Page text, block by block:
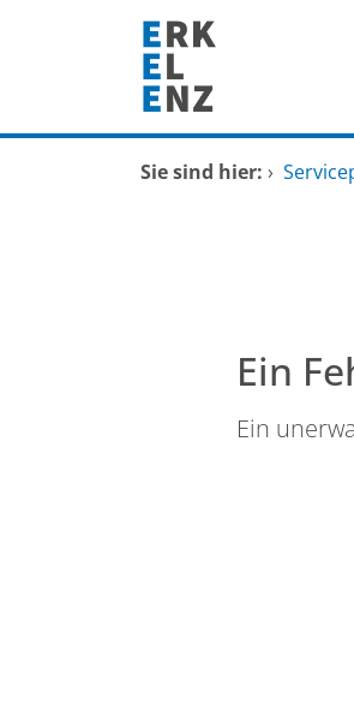
Zum Hauptinhalt springen
Startseite
Sie sind hier: ›
Ein
Ein